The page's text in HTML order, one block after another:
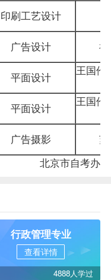
印刷工艺设计
广告设计
平面设计
王国伦
平面设计
王国伦
广告摄影
北京市自考办
行政管理专业
查看详情
4888人学过